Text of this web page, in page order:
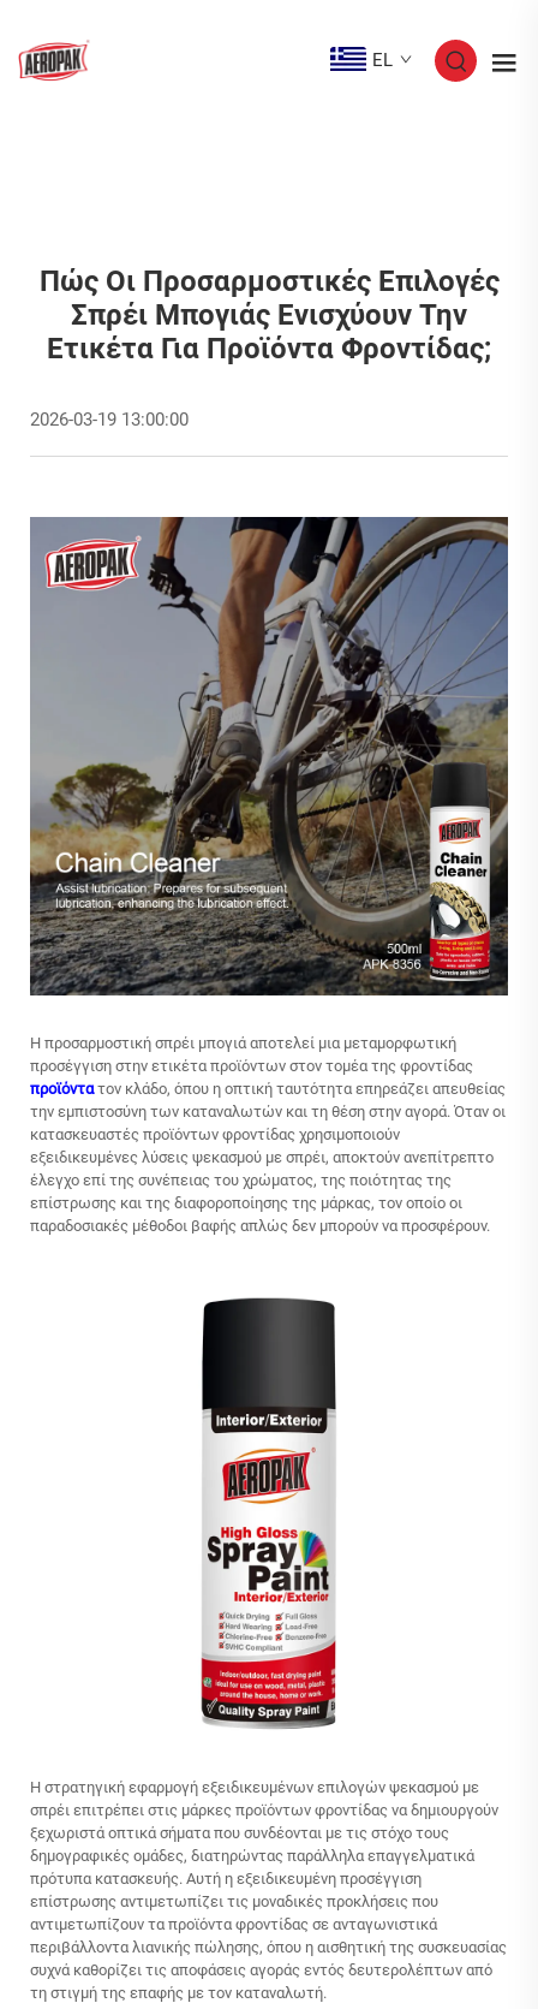
EL
Πώς Οι Προσαρμοστικές Επιλογές
Σπρέι Μπογιάς Ενισχύουν Την
Ετικέτα Για Προϊόντα Φροντίδας;
2026-03-19 13:00:00
Η προσαρμοστική σπρέι μπογιά αποτελεί μια μεταμορφωτική
προσέγγιση στην ετικέτα προϊόντων στον τομέα της φροντίδας
προϊόντατον κλάδο, όπου η οπτική ταυτότητα επηρεάζει απευθείας
την εμπιστοσύνη των καταναλωτών και τη θέση στην αγορά. Όταν οι
κατασκευαστές προϊόντων φροντίδας χρησιμοποιούν
εξειδικευμένες λύσεις ψεκασμού με σπρέι, αποκτούν ανεπίτρεπτο
έλεγχο επί της συνέπειας του χρώματος, της ποιότητας της
επίστρωσης και της διαφοροποίησης της μάρκας, τον οποίο οι
παραδοσιακές μέθοδοι βαφής απλώς δεν μπορούν να προσφέρουν.
Η στρατηγική εφαρμογή εξειδικευμένων επιλογών ψεκασμού με
σπρέι επιτρέπει στις μάρκες προϊόντων φροντίδας να δημιουργούν
ξεχωριστά οπτικά σήματα που συνδέονται με τις στόχο τους
δημογραφικές ομάδες, διατηρώντας παράλληλα επαγγελματικά
πρότυπα κατασκευής. Αυτή η εξειδικευμένη προσέγγιση
επίστρωσης αντιμετωπίζει τις μοναδικές προκλήσεις που
αντιμετωπίζουν τα προϊόντα φροντίδας σε ανταγωνιστικά
περιβάλλοντα λιανικής πώλησης, όπου η αισθητική της συσκευασίας
συχνά καθορίζει τις αποφάσεις αγοράς εντός δευτερολέπτων από
τη στιγμή της επαφής με τον καταναλωτή.